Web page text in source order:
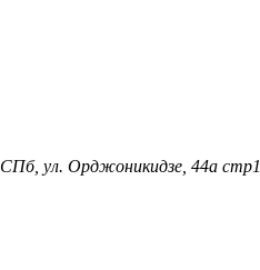
СПб, ул. Орджоникидзе, 44а стр1